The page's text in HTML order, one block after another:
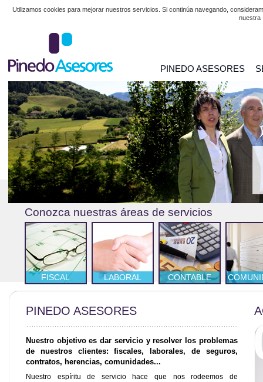
Utilizamos cookies para mejorar nuestros servicios. Si continúa navegando,
nuestra
PINEDO ASESORES
Conozca nuestras áreas de servicios
FISCAL LABORAL CONTABLE
PINEDO ASESORES
Nuestro objetivo es dar servicio y resolver los problemas
de nuestros clientes: fiscales, laborales, de seguros,
contratos, herencias, comunidades...
Nuestro espíritu de servicio hace que nos rodeemos de